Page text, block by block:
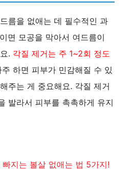
름을 없애는 데 필수적인 과
면 모공을 막아서 여드름이
. 각질 제거는 주 1~2회 정도
하면 피부가 민감해질 수 있
주는 게 중요해요. 각질 제거
발라서 피부를 촉촉하게 유지
지는 볼살 없애는 법 5가지!